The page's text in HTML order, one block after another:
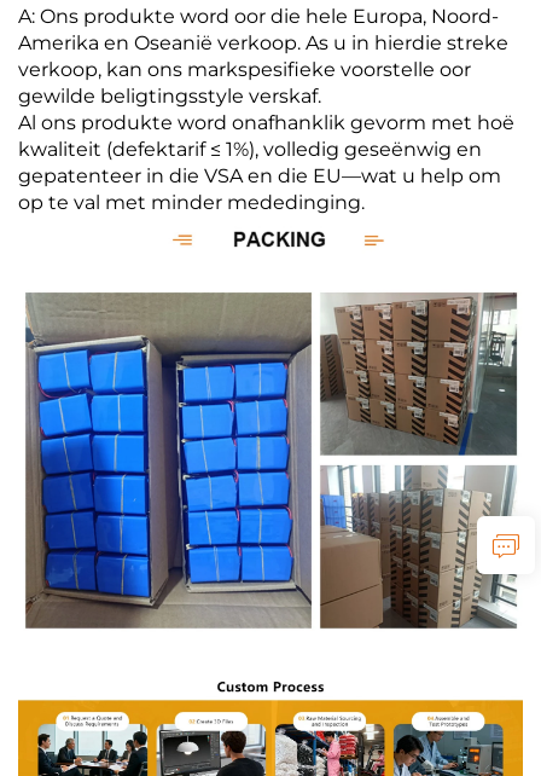
A: Ons produkte word oor die hele Europa, Noord-
Amerika en Oseanië verkoop. As u in hierdie streke
verkoop, kan ons markspesifieke voorstelle oor
gewilde beligtingsstyle verskaf.
Al ons produkte word onafhanklik gevorm met hoë
kwaliteit (defektarif ≤ 1%), volledig geseënwig en
gepatenteer in die VSA en die EU—wat u help om
op te val met minder mededinging.